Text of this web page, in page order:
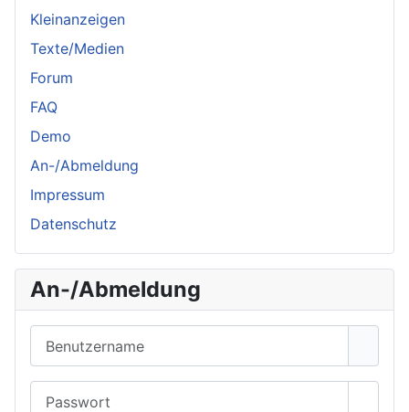
Kleinanzeigen
Texte/Medien
Forum
FAQ
Demo
An-/Abmeldung
Impressum
Datenschutz
An-/Abmeldung